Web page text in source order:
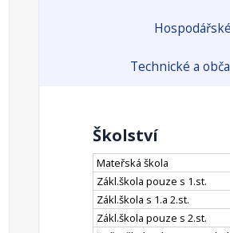
Technické a
Školství
Mateřská škola
Zákl.škola pouze s 1.st.
Zákl.škola s 1.a 2.st.
Zákl.škola pouze s 2.st.